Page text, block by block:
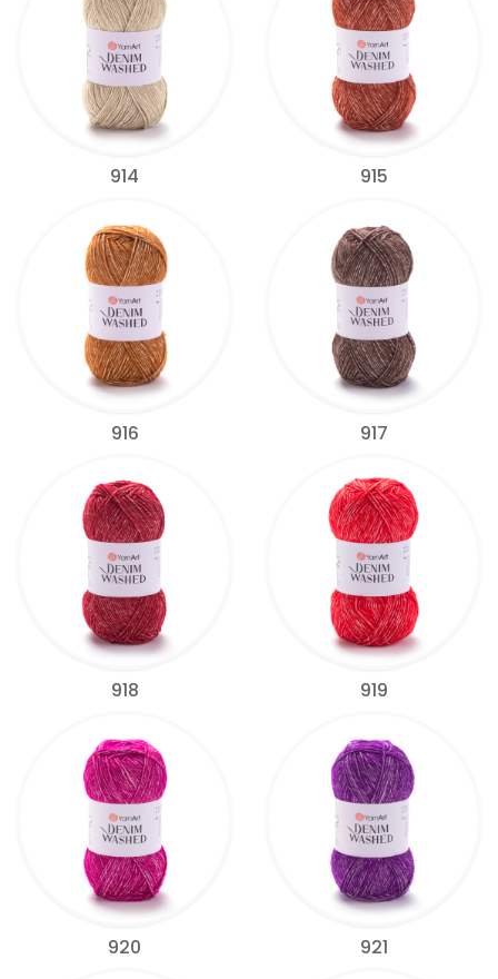
914 915
916 917
918 919
920 921